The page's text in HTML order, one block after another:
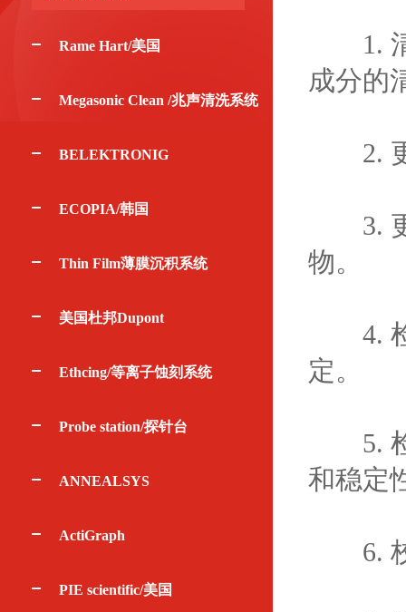
Rame Hart/美国
Megasonic Clean /兆声清洗系统
BELEKTRONIG
ECOPIA/韩国
Thin Film薄膜沉积系统
美国杜邦Dupont
Ethcing/等离子蚀刻系统
Probe station/探针台
ANNEALSYS
ActiGraph
PIE scientific/美国
1. 清
成分的
2. 更
3. 更
物。
4. 检
定。
5. 检
和稳定
6. 校